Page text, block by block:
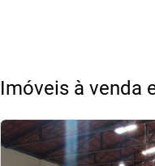
Imóveis à venda
< <<